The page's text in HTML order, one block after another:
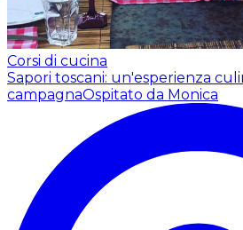
Corsi di cucina
Sapori toscani: un'esperienza
campagnaOspitato da Monica